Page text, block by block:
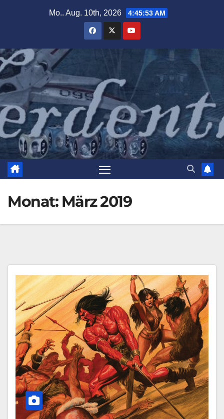
Mo.. Aug. 10th, 2026 4:45:55 AM
Monat: März 2019